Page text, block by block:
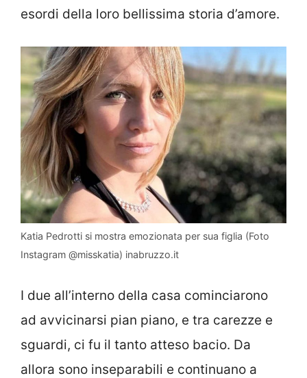
esordi della loro bellissima storia d’amore.
Katia Pedrotti si mostra emozionata per sua figlia (Foto
Instagram @misskatia) inabruzzo.it
I due all’interno della casa cominciarono
ad avvicinarsi pian piano, e tra carezze e
sguardi, ci fu il tanto atteso bacio. Da
allora sono inseparabili e continuano a